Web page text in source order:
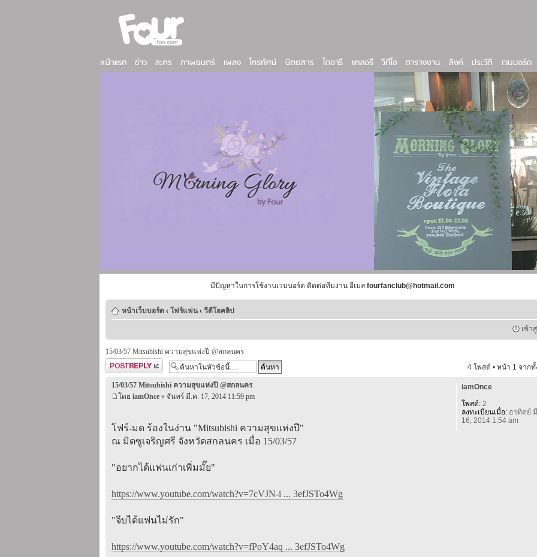
มีปัญหาในการใช้งานเวบบอร์ด ติดต่อทีมงาน อีเมล fourfanclub@hotmail.com
หน้าเว็บบอร์ด ‹ โฟร์แฟน ‹ วีดีโอคลิป
เข้า
15/03/57 Mitsubishi ความสุขแห่งปี @สกลนคร
ตอบกระทู้
4 โพสต์ • หน้า 1 จาก
15/03/57 Mitsubishi ความสุขแห่งปี @สกลนคร
โดย iamOnce » จันทร์ มี.ค. 17, 2014 11:59 pm
โฟร์-มด ร้องในง่าน "Mitsubishi ความสุขแห่งปี"
ณ มิตซูเจริญศรี จังหวัดสกลนคร เมื่อ 15/03/57
"อยากได้แฟนเก่าเพิ่มมั๊ย"
https://www.youtube.com/watch?v=7cVJN-i ... 3efJSTo4Wg
"จีบได้แฟนไม่รัก"
https://www.youtube.com/watch?v=fPoY4aq ... 3efJSTo4Wg
iamOnce
โพสต์:2
ลงทะเบียนเมื่อ:อาทิตย์
16, 2014 1:54 am